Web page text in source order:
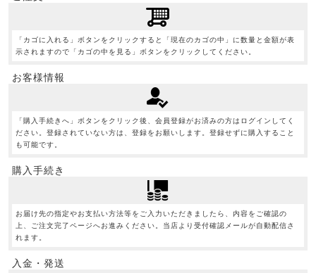
「カゴに入れる」ボタンをクリックすると「現在のカゴの中」に数量と金額が表
示されますので「カゴの中を見る」ボタンをクリックしてください。
お客様情報
「購入手続きへ」ボタンをクリック後、会員登録がお済みの方はログインしてく
ださい。登録されていない方は、登録をお願いします。登録せずに購入すること
も可能です。
購入手続き
お届け先の指定やお支払い方法等をご入力いただきましたら、内容をご確認の
上、ご注文完了ページへお進みください。当店より受付確認メールが自動配信さ
れます。
入金・発送